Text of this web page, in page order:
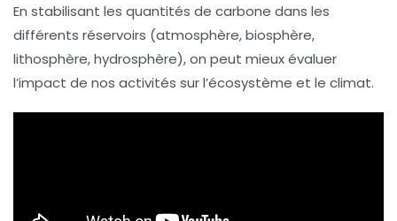
En stabilisant les quantités de carbone dans les
différents réservoirs (atmosphère, biosphère,
lithosphère, hydrosphère), on peut mieux évaluer
l’impact de nos activités sur l’écosystème et le climat.